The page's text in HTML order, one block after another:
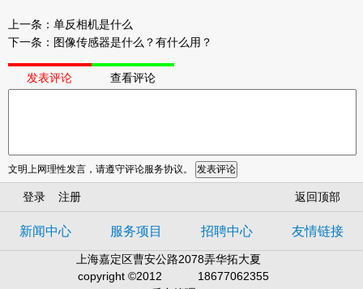
上一条： 单反相机是什么
下一条： 图像传感器是什么？有什么用？
发表评论 查看评论
文明上网理性发言，请遵守评论服务协议。
登录 注册 返回顶部
新闻中心 服务项目 招聘中心 友情链接
上海嘉定区曹安公路2078弄华拓大夏
copyright ©2012
18677062355